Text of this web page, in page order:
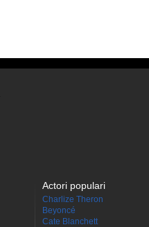
Actori populari
Charlize Theron
Beyoncé
Cate Blanchett